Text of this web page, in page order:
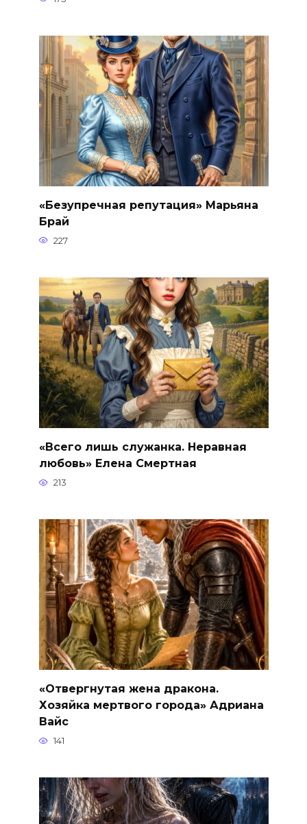
«Безупречная репутация» Марьяна
Брай
227
«Всего лишь служанка. Неравная
любовь» Елена Смертная
213
«Отвергнутая жена дракона.
Хозяйка мертвого города» Адриана
Вайс
141